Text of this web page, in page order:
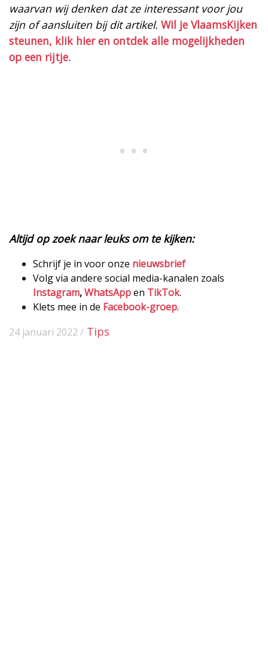
waarvan wij denken dat ze interessant voor jou
zijn of aansluiten bij dit artikel. Wil je VlaamsKijken
steunen, klik hier en ontdek alle mogelijkheden
op een rijtje.
Altijd op zoek naar leuks om te kijken:
Schrijf je in voor onze nieuwsbrief
Volg via andere social media-kanalen zoals
Instagram,WhatsAppen TikTok.
Klets mee in de Facebook-groep.
24 januari 2022 / Tips